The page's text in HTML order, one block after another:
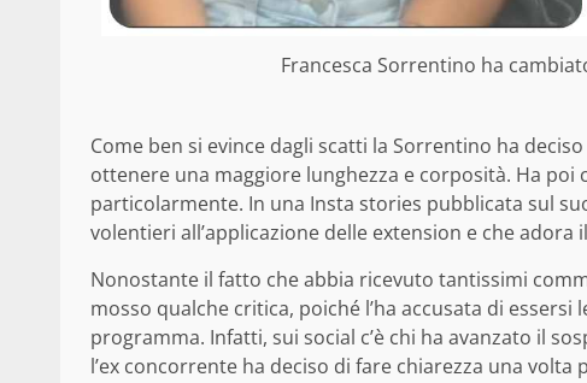
Francesca Sorrentino ha
Come ben si evince dagli scatti la Sorrentino ha
ottenere una maggiore lunghezza e corposità. Ha poi
particolarmente. In una Insta stories pubblicata sul
volentieri all’applicazione delle extension e che adora
Nonostante il fatto che abbia ricevuto tantissimi
mosso qualche critica, poiché l’ha accusata di
programma. Infatti, sui social c’è chi ha avanzato il
l’ex concorrente ha deciso di fare chiarezza una